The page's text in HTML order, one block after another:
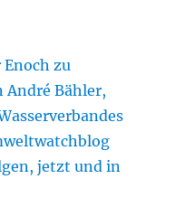
Enoch zu
Bähler,
jetzt und in